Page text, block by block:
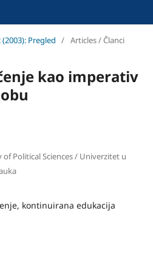
(2003): Pregled / Articles / Članci
kao imperativ
Political Sciences / Univerzitet u
kontinuirana edukacija